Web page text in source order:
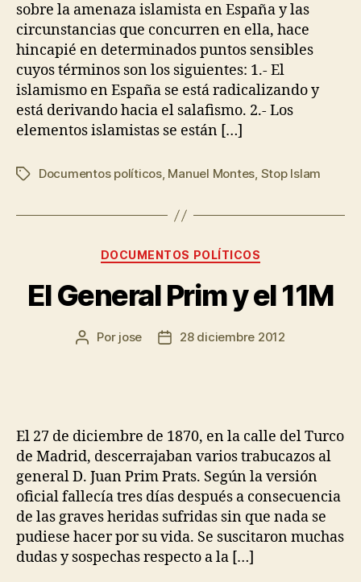
sobre la amenaza islamista en España y las
circunstancias que concurren en ella, hace
hincapié en determinados puntos sensibles
cuyos términos son los siguientes: 1.- El
islamismo en España se está radicalizando y
está derivando hacia el salafismo. 2.- Los
elementos islamistas se están […]
Documentos políticos, Manuel Montes, Stop Islam
DOCUMENTOS POLÍTICOS
El General Prim y el 11M
Por jose 28 diciembre 2012
El 27 de diciembre de 1870, en la calle del Turco
de Madrid, descerrajaban varios trabucazos al
general D. Juan Prim Prats. Según la versión
oficial fallecía tres días después a consecuencia
de las graves heridas sufridas sin que nada se
pudiese hacer por su vida. Se suscitaron muchas
dudas y sospechas respecto a la […]